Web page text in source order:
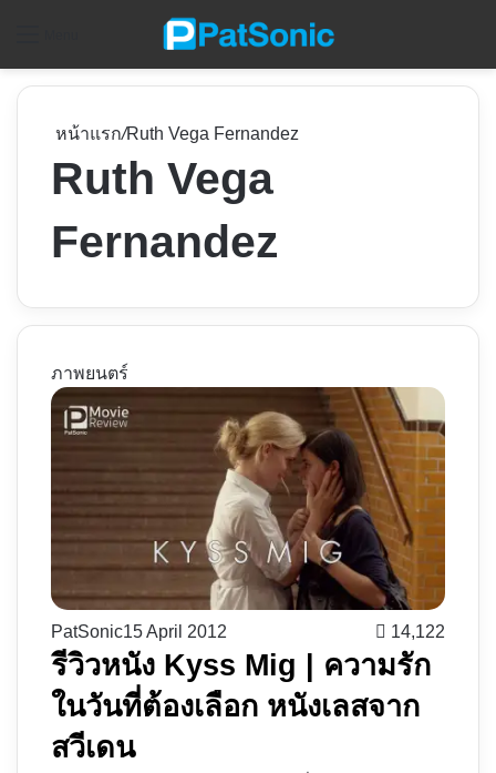
หน้าแรก/Ruth Vega Fernandez
Ruth Vega
Fernandez
ภาพยนตร์
PatSonic15 April 2012 14,122
รีวิวหนัง Kyss Mig | ความรัก
ในวันที่ต้องเลือก หนังเลสจาก
สวีเดน